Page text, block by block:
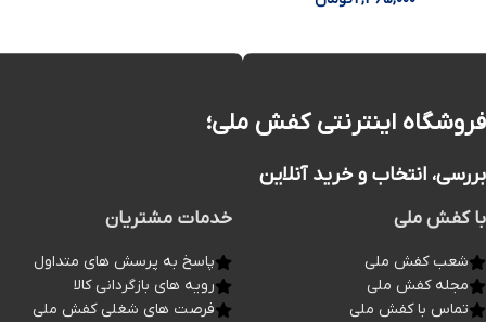
فروشگاه اینترنتی کفش ملی؛
بررسی، انتخاب و خرید آنلاین
با کفش ملی
شعب کفش ملی
مجله کفش ملی
تماس با کفش ملی
خدمات مشتریان
پاسخ به پرسش های متداول
رویه های بازگردانی کالا
فرصت های شغلی کفش ملی